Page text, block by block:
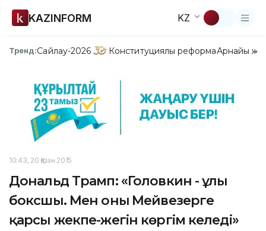
KAZINFORM KZ
Тренд:Сайлау-2026 Конституциялық реформаАрнайы
10:43, 20 Қазан 2015
Дональд Трамп: «Головкин - ұлы
боксшы. Мен оның Мейвезерге
қарсы жекпе-жегін көргім келеді»